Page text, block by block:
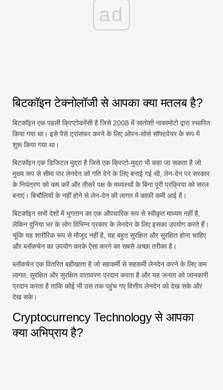
ad
बिटकॉइन टेक्नोलॉजी से आपका क्या मतलब है?
बिटकॉइन एक पहली क्रिप्टोकरेंसी है जिसे 2008 में सातोशी नाकामोटो द्वारा स्थापित
किया गया था। इसे पैसे ट्रांसफर करने के लिए ओपन-सोर्स सॉफ्टवेयर के रूप में
शुरू किया गया था।
बिटकॉइन एक डिजिटल मुद्रा है जिसे एक क्रिप्टो-मुद्रा भी कहा जा सकता है जो
मुख्य रूप से सीमा पार लेनदेन को गति देने के लिए बनाई गई थी, लेन-देन पर सरकार
के नियंत्रण को कम करें और तीसरे पक्ष के मध्यस्थों के बिना पूरी प्रक्रिया को सरल
बनाएं। बिचौलियों के नहीं होने से लेन-देन की लागत में काफी कमी आई है।
बिटकॉइन सभी देशों में भुगतान का एक औपचारिक रूप से स्वीकृत माध्यम नहीं है,
लेकिन दुनिया भर के लोग विभिन्न प्रकार के लेनदेन के लिए इसका उपयोग करते हैं।
चूंकि यह शारीरिक रूप से मौजूद नहीं है, यह बहुत सुरक्षित और सुरक्षित होना चाहिए
और ब्लॉकचेन का उपयोग करके ऐसा करने का सबसे अच्छा तरीका है।
ब्लॉकचेन एक वितरित बहीखाता है जो सहकर्मी से सहकर्मी लेनदेन करने के लिए कम
लागत, सुरक्षित और सुरक्षित वातावरण प्रदान करता है और यह जनता को जानकारी
प्रदान करता है ताकि कोई भी उस तक पहुंच गए वित्तीय लेनदेन को देख सके और
देख सके।
Cryptocurrency Technology से आपका
क्या अभिप्राय है?